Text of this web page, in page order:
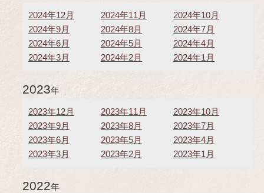
2024年12月 2024年11月
2024年10月
2024年9月
2024年8月
2024年7月
2024年6月
2024年5月
2024年4月
2024年3月
2024年2月 2024年1月
2023年
2023年12月 2023年11月
2023年10月
2023年9月
2023年8月
2023年7月
2023年6月
2023年5月
2023年4月
2023年3月
2023年2月 2023年1月
2022年